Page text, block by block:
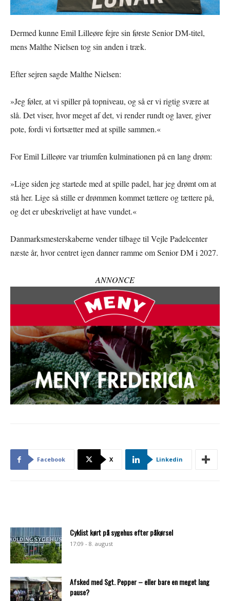
Dermed kunne Emil Lilleøre fejre sin første Senior DM-titel,
mens Malthe Nielsen tog sin anden i træk.
Efter sejren sagde Malthe Nielsen:
»Jeg føler, at vi spiller på topniveau, og så er vi rigtig svære at
slå. Det viser, hvor meget af det, vi render rundt og laver, giver
pote, fordi vi fortsætter med at spille sammen.«
For Emil Lilleøre var triumfen kulminationen på en lang drøm:
»Lige siden jeg startede med at spille padel, har jeg drømt om at
stå her. Lige så stille er drømmen kommet tættere og tættere på,
og det er ubeskriveligt at have vundet.«
Danmarksmesterskaberne vender tilbage til Vejle Padelcenter
næste år, hvor centret igen danner ramme om Senior DM i 2027.
ANNONCE
Facebook X Linkedin
Cyklist kørt på sygehus efter påkørsel
17:09 - 8. august
Afsked med Sgt. Pepper – eller bare en meget lang
pause?